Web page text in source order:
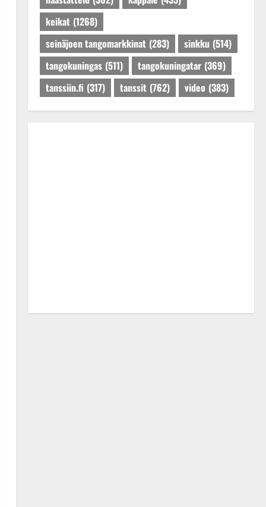
keikat (1268)
seinäjoen tangomarkkinat (283) sinkku (514)
tangokuningas (511) tangokuningatar (369)
tanssiin.fi (317) tanssit (762) video (383)